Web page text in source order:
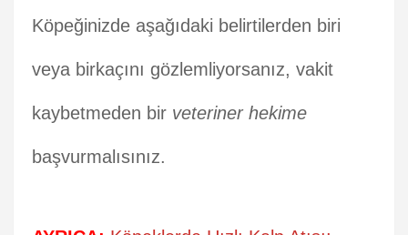
Köpeğinizde aşağıdaki belirtilerden biri
veya birkaçını gözlemliyorsanız, vakit
kaybetmeden bir veteriner hekime
başvurmalısınız.